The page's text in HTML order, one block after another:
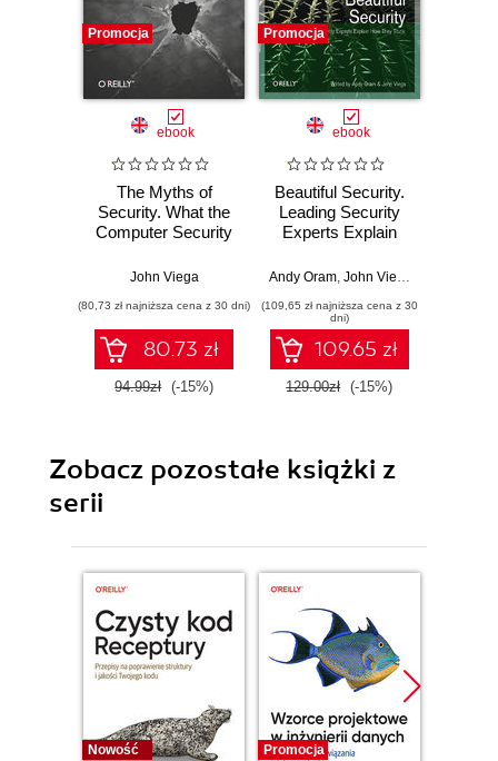
Promocja
ebook
The Myths of
Security. What the
Computer Security
Want You to Know
John Viega
(80,73 zł najniższa cena z 30 dni)
80.73 zł
94.99zł (-15%)
Promocja
ebook
Beautiful Security.
Leading Security
Experts Explain
Andy Oram, John Viega
(109,65 zł najniższa cena z 30
dni)
109.65 zł
129.00zł (-15%)
Zobacz pozostałe książki z
serii
Nowość Promocja